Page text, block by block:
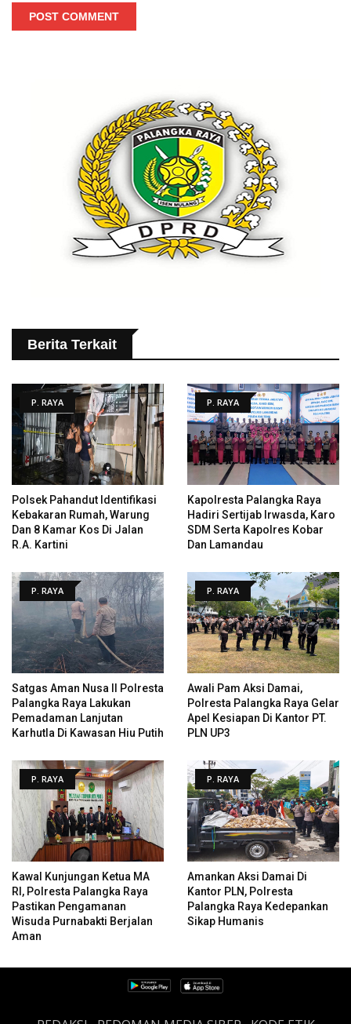
POST COMMENT
Berita Terkait
P. RAYA
Polsek Pahandut Identifikasi
Kebakaran Rumah, Warung
Dan 8 Kamar Kos Di Jalan
R.A. Kartini
P. RAYA
Kapolresta Palangka Raya
Hadiri Sertijab Irwasda, Karo
SDM Serta Kapolres Kobar
Dan Lamandau
P. RAYA
Satgas Aman Nusa II Polresta
Palangka Raya Lakukan
Pemadaman Lanjutan
Karhutla Di Kawasan Hiu Putih
P. RAYA
Awali Pam Aksi Damai,
Polresta Palangka Raya Gelar
Apel Kesiapan Di Kantor PT.
PLN UP3
P. RAYA
Kawal Kunjungan Ketua MA
RI, Polresta Palangka Raya
Pastikan Pengamanan
Wisuda Purnabakti Berjalan
Aman
P. RAYA
Amankan Aksi Damai Di
Kantor PLN, Polresta
Palangka Raya Kedepankan
Sikap Humanis